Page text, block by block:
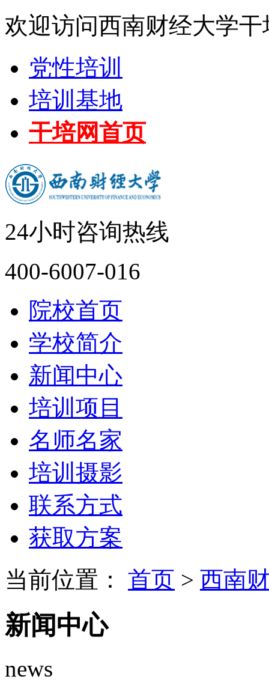
欢迎访问西南财经大学干
党性培训
培训基地
干培网首页
24小时咨询热线
400-6007-016
院校首页
学校简介
新闻中心
培训项目
名师名家
培训摄影
联系方式
获取方案
当前位置： 首页 > 西南
新闻中心
news